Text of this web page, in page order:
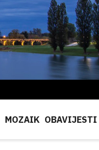
MOZAIK OBAVIJESTI